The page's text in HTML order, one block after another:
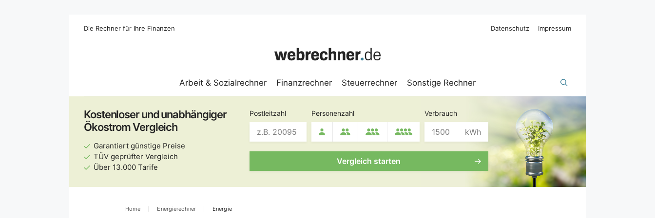
Die Rechner für Ihre Finanzen Datenschutz Impressum
Arbeit & Sozialrechner Finanzrechner Steuerrechner Sonstige Rechner
Kostenloser und unabhängiger
Ökostrom Vergleich
Garantiert günstige Preise
TÜV geprüfter Vergleich
Über 13.000 Tarife
Postleitzahl Personenzahl Verbrauch
kWh
Vergleich starten
Home Energierechner Energie